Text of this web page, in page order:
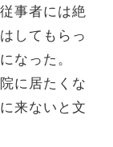
事者には絶
してもらっ
なった。
に居たくな
来ないと文